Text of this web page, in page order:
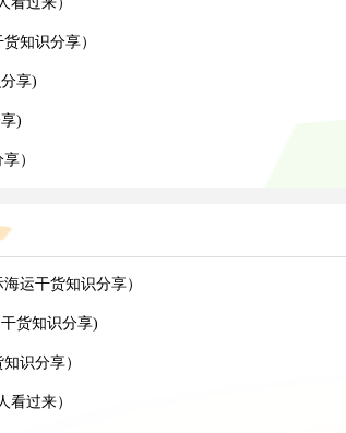
知识分享）
享)
)
）
运干货知识分享）
货知识分享)
识分享）
看过来）